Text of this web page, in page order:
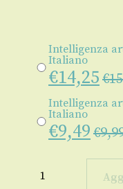
Intelligenza
Italiano
€14,25 €
Intelligenza
Italiano
€9,49 €
artificiale